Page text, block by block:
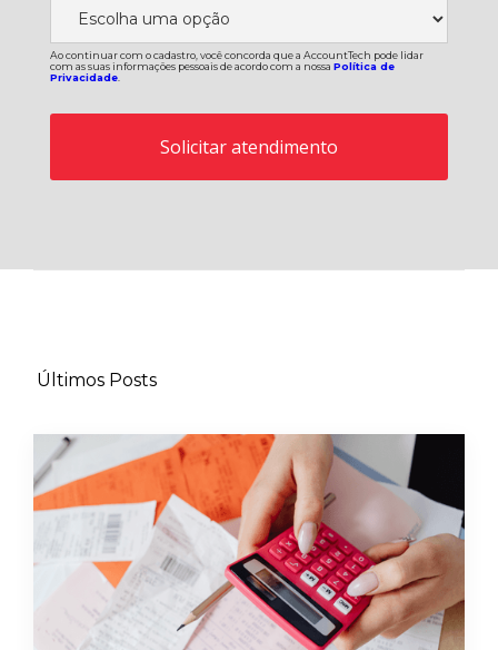
Ao continuar com o cadastro, você concorda que a AccountTech pode lidar
com as suas informações pessoais de acordo com a nossa Política de
Privacidade.
Últimos Posts